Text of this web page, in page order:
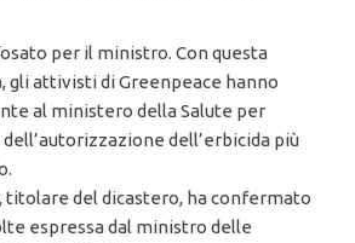
per il ministro. Con questa
gli attivisti di Greenpeace hanno
al ministero della Salute per
dell’erbicida più
titolare del dicastero, ha confermato
espressa dal ministro delle